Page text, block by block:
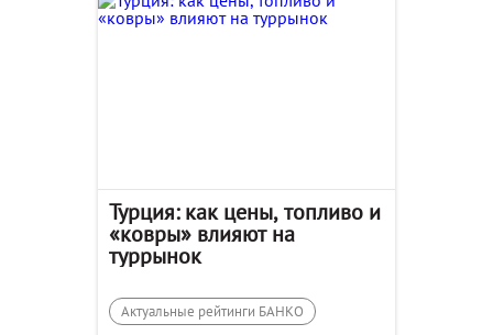
Турция: как цены, топливо и
«ковры» влияют на
туррынок
Актуальные рейтинги БАНКО